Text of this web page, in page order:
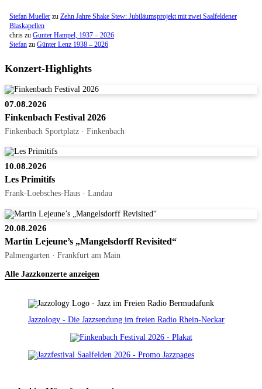
Stefan Mueller zu Zehn Jahre Shake Stew: Jubiläumsprojekt mit zwei Saalfeldener
Blaskapellen
chris zu Gunter Hampel, 1937 – 2026
Stefan zu Günter Lenz 1938 – 2026
Konzert-Highlights
07.08.2026
Finkenbach Festival 2026
Finkenbach Sportplatz · Finkenbach
10.08.2026
Les Primitifs
Frank-Loebsches-Haus · Landau
20.08.2026
Martin Lejeune’s „Mangelsdorff Revisited“
Palmengarten · Frankfurt am Main
Alle Jazzkonzerte anzeigen
Jazzology - Die Jazzsendung im freien Radio Rhein-Neckar